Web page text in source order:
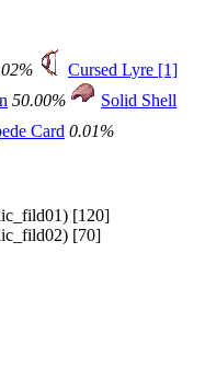
Cursed Lyre [1]
50.00%
Solid Shell
Card 0.01%
[120]
[70]